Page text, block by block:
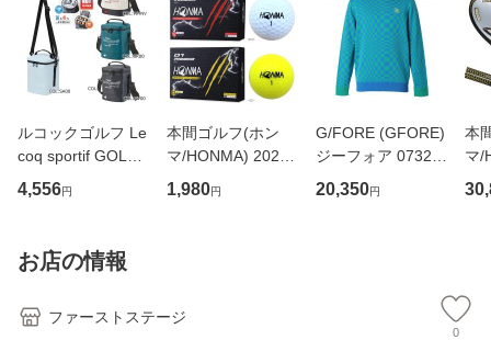
ルコックゴルフ Le
coq sportif GOLF
LG4FTT45M 保冷
保温 ポーチ 縦型
ルダー付き ゴルフ
バッグ ゴルフ用品
4,556円
本間ゴルフ(ホン
マ/HONMA) 2023
D1 SPEEDMONST
ER (スピードモン
1,980円
G/FORE (GFORE)
ジーフォア 07321
3701 メンズ 薄手
長袖セーター レー
20,350円
本
マ/
ス
S
フ
お店の情報
ファーストステージ
0